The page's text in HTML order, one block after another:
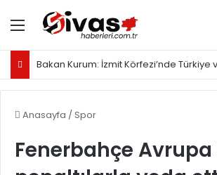
Menü
Anasayfa / Spor
Fenerbahçe Avrupa